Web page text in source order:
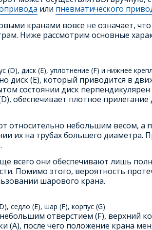
или пневматического
кранами вовсе не означает,
Ниже рассмотрим основные
(D), диск (E), уплотнение (F) и нижнее
диск (Е), который приводится в
состоянии диск
обеспечивает плотное прилегание
относительно небольшим весом, а
их на трубах большего диаметра.
всего они обеспечивают лишь
Помимо этого, вероятность
шарового крана.
седло (E), шар (F), корпус (G)
отверстием (F), верхний
после чего положение крана